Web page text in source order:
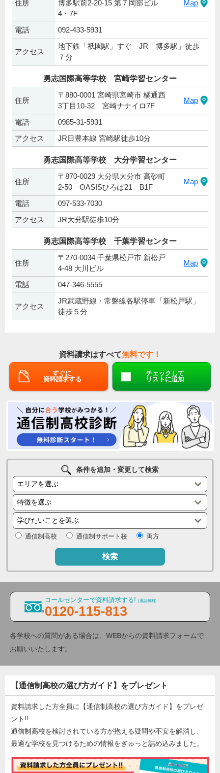
住所
博多駅前2-20-15 第７岡部ビル
4・7F
Map
電話 092-433-5931
アクセス
地下鉄「祇園駅」すぐ JR「博多駅」徒歩
７分
勇志国際高等学校 宮崎学習センター
住所
〒880-0001 宮崎県宮崎市 橘通西
3丁目10-32 宮崎ナナイロ7F
Map
電話
0985-31-5931
アクセス
JR日豊本線 宮崎駅徒歩10分
勇志国際高等学校 大分学習センター
住所
〒870-0029 大分県大分市 高砂町
2-50 OASISひろば21 B1F
Map
電話
097-533-7030
アクセス
JR大分駅徒歩10分
勇志国際高等学校 千葉学習センター
住所
〒270-0034 千葉県松戸市 新松戸
4-48 大川ビル
Map
電話 047-346-5555
アクセス
JR武蔵野線・常磐線各駅停車「新松戸駅」
徒歩５分
資料請求はすべて無料です！
すぐに
資料請求する
チェックして
リストに追加
条件を追加・変更して検索
通信制高校 通信制サポート校 両方
検索
コールセンターで資料請求する! (通話無料)
0120-115-813
各学校への質問がある場合は、WEBからの資料請求フォームで
お願いいたします。
【通信制高校の選び方ガイド】をプレゼント
資料請求した方全員に【通信制高校の選び方ガイド】をプレゼ
ント!!
通信制高校を検討されている方が抱える疑問や不安を解消し、
最適な学校を見つけるための情報をぎゅっと詰め込みました。